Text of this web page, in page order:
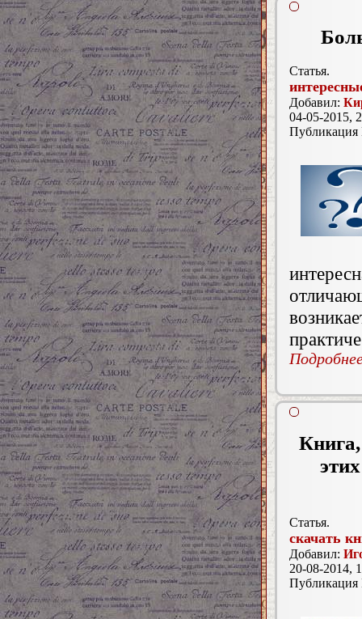
Статья.
Добавил:
04-05-2015,
Статья.
скачать
Добавил:
20-08-2014,